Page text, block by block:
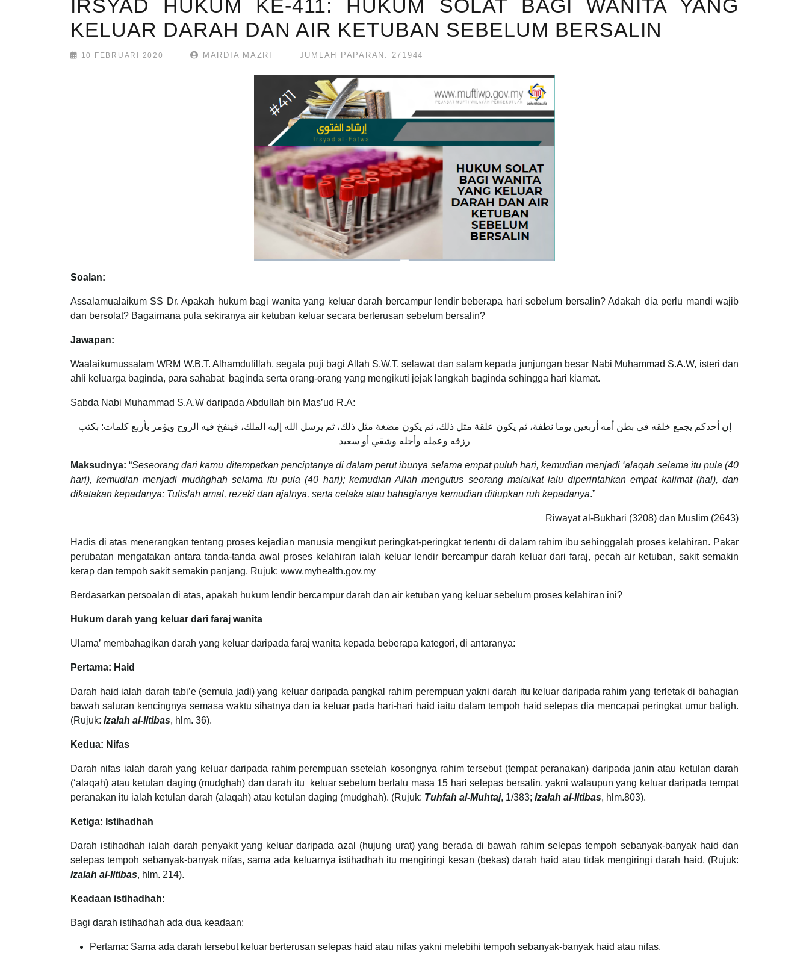
IRSYAD HUKUM KE-411: HUKUM SOLAT BAGI WANITA YANG
KELUAR DARAH DAN AIR KETUBAN SEBELUM BERSALIN
10 FEBRUARI 2020 MARDIA MAZRI JUMLAH PAPARAN: 271944
Soalan:
Assalamualaikum SS Dr. Apakah hukum bagi wanita yang keluar darah bercampur lendir beberapa hari sebelum bersalin? Adakah dia perlu mandi wajib
dan bersolat? Bagaimana pula sekiranya air ketuban keluar secara berterusan sebelum bersalin?
Jawapan:
Waalaikumussalam WRM W.B.T. Alhamdulillah, segala puji bagi Allah S.W.T, selawat dan salam kepada junjungan besar Nabi Muhammad S.A.W, isteri dan
ahli keluarga baginda, para sahabat baginda serta orang-orang yang mengikuti jejak langkah baginda sehingga hari kiamat.
Sabda Nabi Muhammad S.A.W daripada Abdullah bin Mas’ud R.A:
إن أحدكم يجمع خلقه في بطن أمه أربعين يوما نطفة، ثم يكون علقة مثل ذلك، ثم يكون مضغة مثل ذلك، ثم يرسل الله إليه الملك، فينفخ فيه الروح ويؤمر بأربع كلمات: بكتب
رزقه وعمله وأجله وشقي أو سعيد
Maksudnya: “Seseorang dari kamu ditempatkan penciptanya di dalam perut ibunya selama empat puluh hari, kemudian menjadi ‘alaqah selama itu pula (40
hari), kemudian menjadi mudhghah selama itu pula (40 hari); kemudian Allah mengutus seorang malaikat lalu diperintahkan empat kalimat (hal), dan
dikatakan kepadanya: Tulislah amal, rezeki dan ajalnya, serta celaka atau bahagianya kemudian ditiupkan ruh kepadanya.”
Riwayat al-Bukhari (3208) dan Muslim (2643)
Hadis di atas menerangkan tentang proses kejadian manusia mengikut peringkat-peringkat tertentu di dalam rahim ibu sehinggalah proses kelahiran. Pakar
perubatan mengatakan antara tanda-tanda awal proses kelahiran ialah keluar lendir bercampur darah keluar dari faraj, pecah air ketuban, sakit semakin
kerap dan tempoh sakit semakin panjang. Rujuk: www.myhealth.gov.my
Berdasarkan persoalan di atas, apakah hukum lendir bercampur darah dan air ketuban yang keluar sebelum proses kelahiran ini?
Hukum darah yang keluar dari faraj wanita
Ulama’ membahagikan darah yang keluar daripada faraj wanita kepada beberapa kategori, di antaranya:
Pertama: Haid
Darah haid ialah darah tabi’e (semula jadi) yang keluar daripada pangkal rahim perempuan yakni darah itu keluar daripada rahim yang terletak di bahagian
bawah saluran kencingnya semasa waktu sihatnya dan ia keluar pada hari-hari haid iaitu dalam tempoh haid selepas dia mencapai peringkat umur baligh.
(Rujuk: Izalah al-Iltibas, hlm. 36).
Kedua: Nifas
Darah nifas ialah darah yang keluar daripada rahim perempuan ssetelah kosongnya rahim tersebut (tempat peranakan) daripada janin atau ketulan darah
(‘alaqah) atau ketulan daging (mudghah) dan darah itu keluar sebelum berlalu masa 15 hari selepas bersalin, yakni walaupun yang keluar daripada tempat
peranakan itu ialah ketulan darah (alaqah) atau ketulan daging (mudghah). (Rujuk: Tuhfah al-Muhtaj, 1/383; Izalah al-Iltibas, hlm.803).
Ketiga: Istihadhah
Darah istihadhah ialah darah penyakit yang keluar daripada azal (hujung urat) yang berada di bawah rahim selepas tempoh sebanyak-banyak haid dan
selepas tempoh sebanyak-banyak nifas, sama ada keluarnya istihadhah itu mengiringi kesan (bekas) darah haid atau tidak mengiringi darah haid. (Rujuk:
Izalah al-Iltibas, hlm. 214).
Keadaan istihadhah:
Bagi darah istihadhah ada dua keadaan:
Pertama: Sama ada darah tersebut keluar berterusan selepas haid atau nifas yakni melebihi tempoh sebanyak-banyak haid atau nifas.